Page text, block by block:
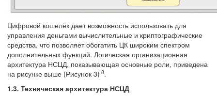
Цифровой кошелёк дает возможность использовать для
управления деньгами вычислительные и криптографические
средства, что позволяет обогатить ЦК широким спектром
дополнительных функций. Логическая организационная
архитектура НСЦД, показывающая основные роли, приведена
на рисунке выше (Рисунок 3) 8.
1.3. Техническая архитектура НСЦД